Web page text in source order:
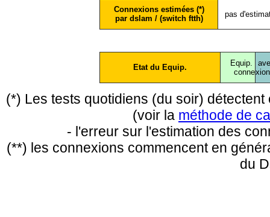
Connexions estimées (*)
par dslam / (switch ftth)
pas
Etat du Equip.
Equip.
conne
(*) Les tests quotidiens (du soir)
(voir la méthode de
- l'erreur sur l'estimation des
(**) les connexions commencent en
du